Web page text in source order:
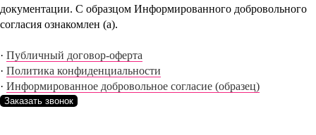
документации. С образцом Информированного добровольного
согласия ознакомлен (а).
· Публичный договор-оферта
· Политика конфиденциальности
· Информированное добровольное согласие (образец)
Заказать звонок